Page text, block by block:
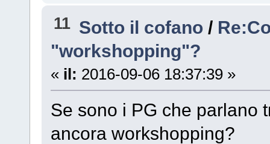
11 Sotto il cofano /
"workshopping"?
« il: 2016-09-06 18:37:39 »
Se sono i PG che parlano
ancora workshopping?